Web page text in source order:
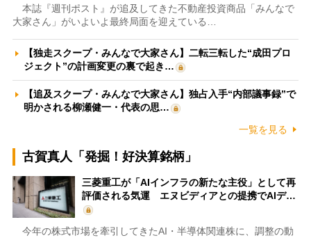
本誌『週刊ポスト』が追及してきた不動産投資商品「みんなで
大家さん」がいよいよ最終局面を迎えている…
【独走スクープ・みんなで大家さん】二転三転した“成田プロ
ジェクト”の計画変更の裏で起き…
【追及スクープ・みんなで大家さん】独占入手“内部議事録”で
明かされる柳瀬健一・代表の思…
一覧を見る
古賀真人「発掘！好決算銘柄」
三菱重工が「AIインフラの新たな主役」として再
評価される気運 エヌビディアとの提携でAIデ…
今年の株式市場を牽引してきたAI・半導体関連株に、調整の動